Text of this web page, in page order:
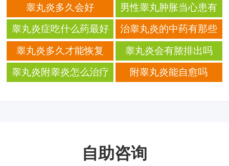
睾丸炎多久会好
男性睾丸肿胀当心患有
睾丸炎
睾丸炎症吃什么药最好 治睾丸炎的中药有那些
睾丸炎多久才能恢复 睾丸炎会有脓排出吗
睾丸炎附睾炎怎么治疗 附睾丸炎能自愈吗
自助咨询